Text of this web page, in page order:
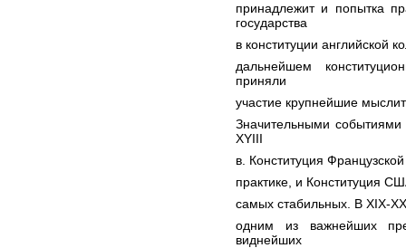
принадлежит и попытка
государства
в конституции английской
дальнейшем
приняли
участие крупнейшие
Значительными событиями
XYIII
в. Конституция
практике, и Конституция
самых стабильных. В XIX-
одним из важнейших
виднейших